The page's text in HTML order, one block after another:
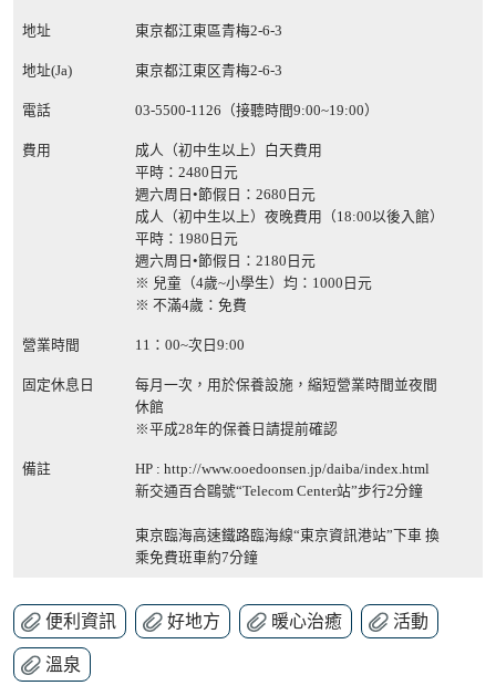
地址 東京都江東區青梅2-6-3
地址(Ja) 東京都江東区青梅2-6-3
電話 03-5500-1126（接聽時間9:00~19:00）
費用
成人（初中生以上）白天費用
平時：2480日元
週六周日•節假日：2680日元
成人（初中生以上）夜晚費用（18:00以後入館）
平時：1980日元
週六周日•節假日：2180日元
※ 兒童（4歲~小學生）均：1000日元
※ 不滿4歲：免費
營業時間 11：00~次日9:00
固定休息日
每月一次，用於保養設施，縮短營業時間並夜間
休館
※平成28年的保養日請提前確認
備註 HP : http://www.ooedoonsen.jp/daiba/index.html
新交通百合鷗號“Telecom Center站”步行2分鐘
東京臨海高速鐵路臨海線“東京資訊港站”下車 換
乘免費班車約7分鐘
便利資訊 好地方 暖心治癒 活動
溫泉